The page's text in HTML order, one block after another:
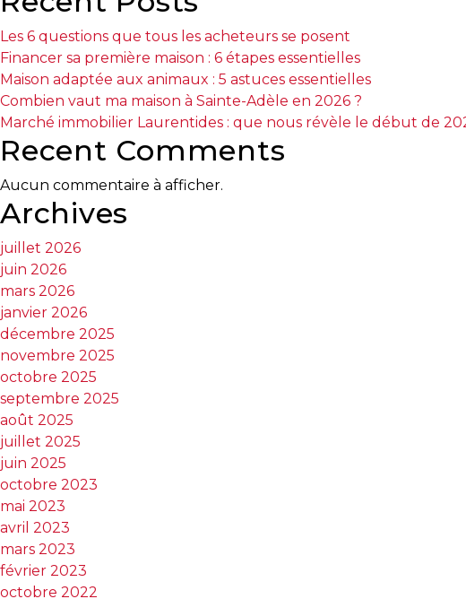
rapidement,
faites
bonne
impression!
Activi-
Visibili-
T
Programmes
exclusifs
prévenir
Les 6 questions que tous les acheteurs se posent
Financer sa première maison : 6 étapes essentielles
Maison adaptée aux animaux : 5 astuces essentielles
Combien vaut ma maison à Sainte-Adèle en 2026 ?
Marché immobilier Laurentides : que nous révèle le début de
Recent Comments
Aucun commentaire à afficher.
Archives
juillet 2026
juin 2026
mars 2026
janvier 2026
décembre 2025
novembre 2025
octobre 2025
septembre 2025
août 2025
juillet 2025
juin 2025
octobre 2023
mai 2023
avril 2023
mars 2023
février 2023
octobre 2022